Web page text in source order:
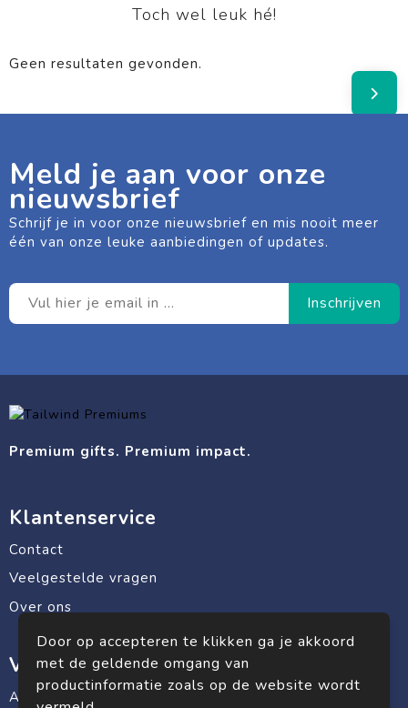
Toch wel leuk hé!
Geen resultaten gevonden.
Meld je aan voor onze
nieuwsbrief
Schrijf je in voor onze nieuwsbrief en mis nooit meer
één van onze leuke aanbiedingen of updates.
Premium gifts. Premium impact.
Klantenservice
Contact
Veelgestelde vragen
Over ons
Veilig winkelen
Algemene voorwaarden
Door op accepteren te klikken ga je akkoord
met de geldende omgang van
productinformatie zoals op de website wordt